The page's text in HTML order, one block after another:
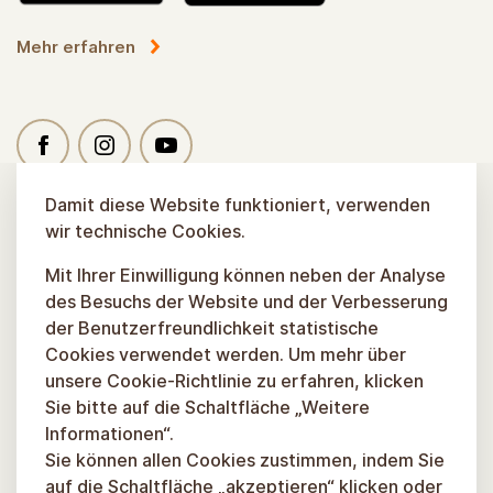
Mehr erfahren
Damit diese Website funktioniert, verwenden
wir technische Cookies.
Mit Ihrer Einwilligung können neben der Analyse
des Besuchs der Website und der Verbesserung
der Benutzerfreundlichkeit statistische
Cookies verwendet werden. Um mehr über
unsere Cookie-Richtlinie zu erfahren, klicken
Sie bitte auf die Schaltfläche „Weitere
Informationen“.
Sie können allen Cookies zustimmen, indem Sie
auf die Schaltfläche „akzeptieren“ klicken oder